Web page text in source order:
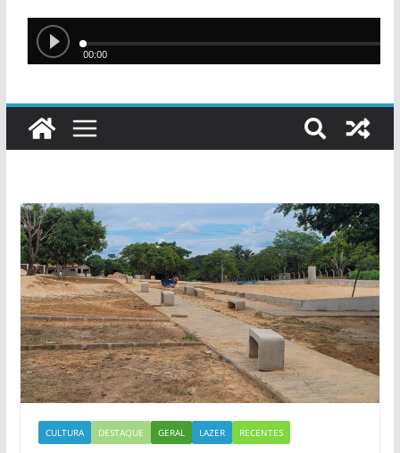
Lula e Alcolumbre retomam diálogo
em encontro na casa de Alexandre
CULTURA DESTAQUE GERAL LAZER RECENTES